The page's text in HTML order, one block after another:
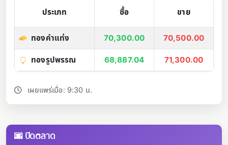
ประเภท ซื้อ ขาย
ทองคำแท่ง 70,300.00 70,500.00
ทองรูปพรรณ 68,887.04 71,300.00
เผยแพร่เมื่อ: 9:30 น.
🌆 ปิดตลาด